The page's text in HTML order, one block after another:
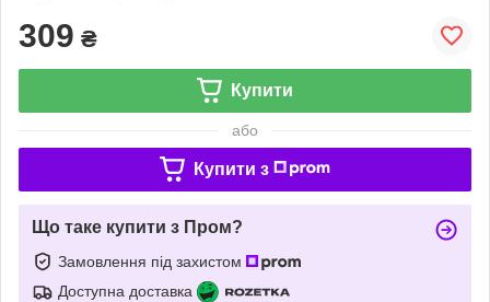
309 ₴
Купити
або
Купити з
Що таке купити з Пром?
Замовлення під захистом
Доступна доставка